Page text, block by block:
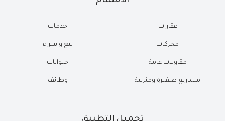
عقارات
محركات
مقاولات عامة
مشاريع صغيرة ومنزلية
خدمات
بيع و شراء
حيوانات
وظائف